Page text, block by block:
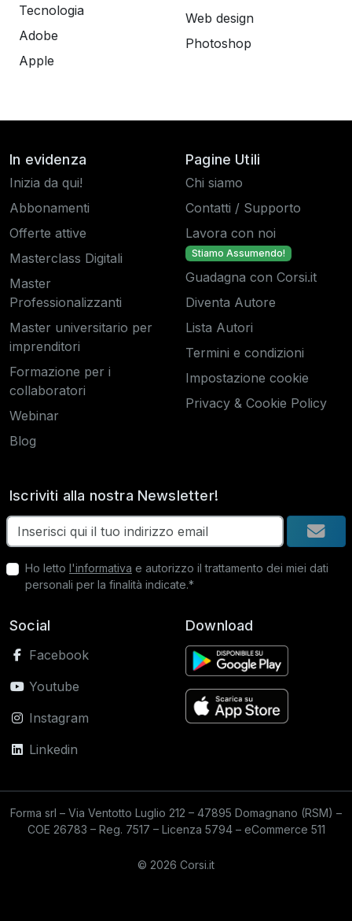
Tecnologia
Adobe
Apple
Web design
Photoshop
In evidenza
Inizia da qui!
Abbonamenti
Offerte attive
Masterclass Digitali
Master
Professionalizzanti
Master universitario per
imprenditori
Formazione per i
collaboratori
Webinar
Blog
Pagine Utili
Chi siamo
Contatti / Supporto
Lavora con noi
Stiamo Assumendo!
Guadagna con Corsi.it
Diventa Autore
Lista Autori
Termini e condizioni
Impostazione cookie
Privacy & Cookie Policy
Iscriviti alla nostra Newsletter!
Ho letto l'informativa e autorizzo il trattamento dei miei dati
personali per la finalità indicate.*
Social
Facebook
Youtube
Instagram
Linkedin
Download
Forma srl – Via Ventotto Luglio 212 – 47895 Domagnano (RSM) –
COE 26783 – Reg. 7517 – Licenza 5794 – eCommerce 511
© 2026 Corsi.it